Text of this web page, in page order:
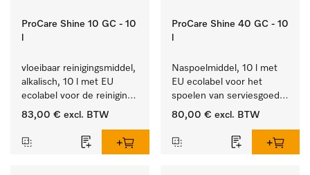
ProCare Shine 10 GC - 10
vloeibaar reinigingsmiddel,
alkalisch, 10 l met EU
ecolabel voor de reiniging
van alledaags vuil op
glazen.
83,00 € excl. BTW
ProCare Shine 40 GC - 10
Naspoelmiddel, 10 l met
EU ecolabel voor het
spoelen van serviesgoed,
bestek en glazen.
80,00 € excl. BTW